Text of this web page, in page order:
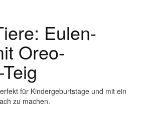
Eulen-
Oreo-
für Kindergeburtstage und mit ein
zu machen.